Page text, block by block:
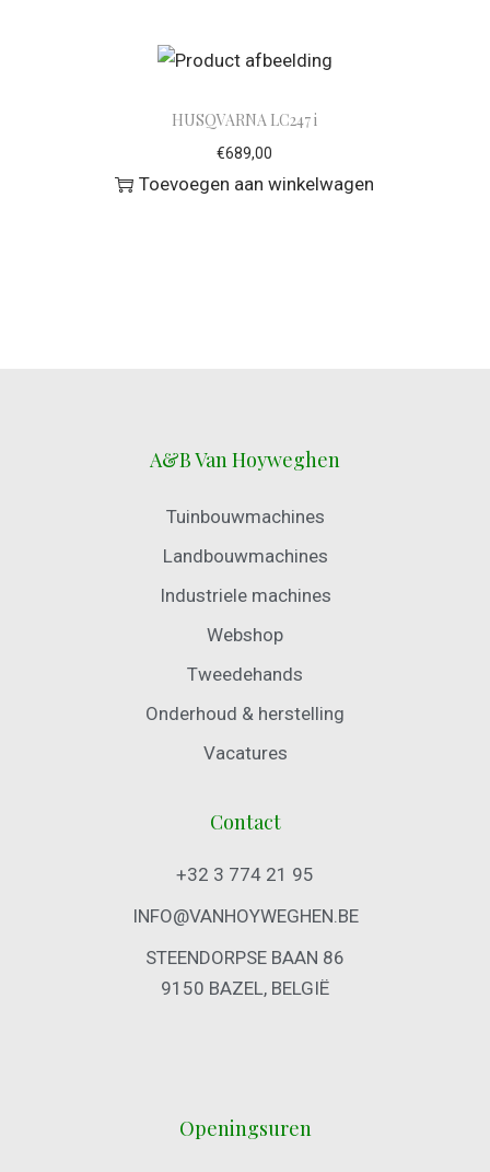
HUSQVARNA LC247 i
€689,00
Toevoegen aan winkelwagen
A&B Van Hoyweghen
Tuinbouwmachines
Landbouwmachines
Industriele machines
Webshop
Tweedehands
Onderhoud & herstelling
Vacatures
Contact
+32 3 774 21 95
INFO@VANHOYWEGHEN.BE
STEENDORPSE BAAN 86
9150 BAZEL, BELGIË
Openingsuren